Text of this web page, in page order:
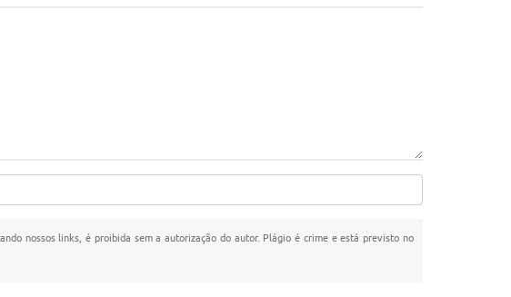
nossos links, é proibida sem a autorização do autor. Plágio é crime e está previsto no